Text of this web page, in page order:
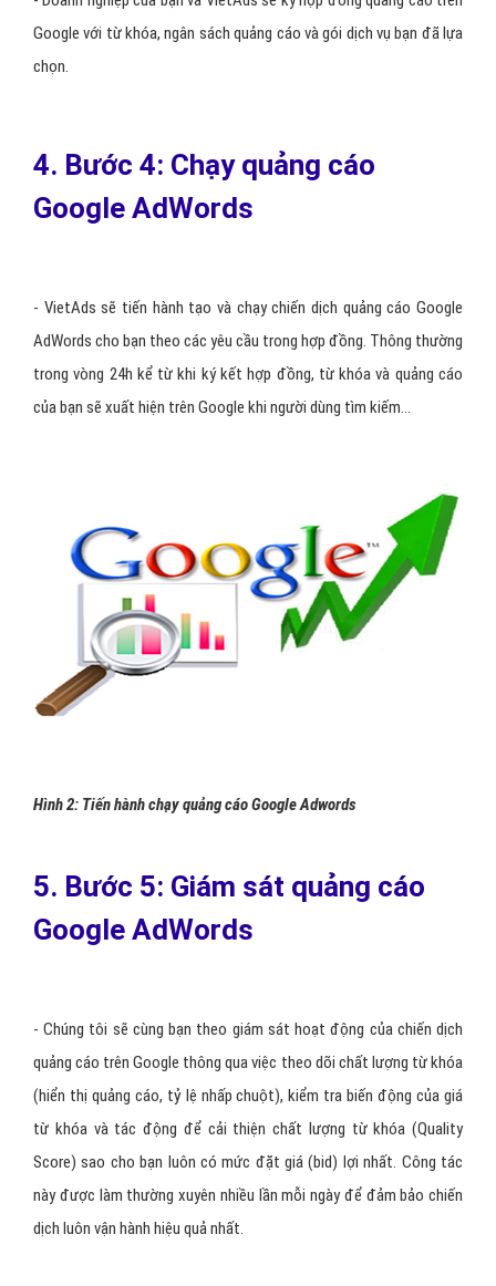
Google với từ khóa, ngân sách quảng cáo và gói dịch vụ bạn đã lựa
chọn.
4. Bước 4: Chạy quảng cáo
Google AdWords
- VietAds sẽ tiến hành tạo và chạy chiến dịch quảng cáo Google
AdWords cho bạn theo các yêu cầu trong hợp đồng. Thông thường
trong vòng 24h kể từ khi ký kết hợp đồng, từ khóa và quảng cáo
của bạn sẽ xuất hiện trên Google khi người dùng tìm kiếm...
Hình 2: Tiến hành chạy quảng cáo Google Adwords
5. Bước 5: Giám sát quảng cáo
Google AdWords
- Chúng tôi sẽ cùng bạn theo giám sát hoạt động của chiến dịch
quảng cáo trên Google thông qua việc theo dõi chất lượng từ khóa
(hiển thị quảng cáo, tỷ lệ nhấp chuột), kiểm tra biến động của giá
từ khóa và tác động để cải thiện chất lượng từ khóa (Quality
Score) sao cho bạn luôn có mức đặt giá (bid) lợi nhất. Công tác
này được làm thường xuyên nhiều lần mỗi ngày để đảm bảo chiến
dịch luôn vận hành hiệu quả nhất.